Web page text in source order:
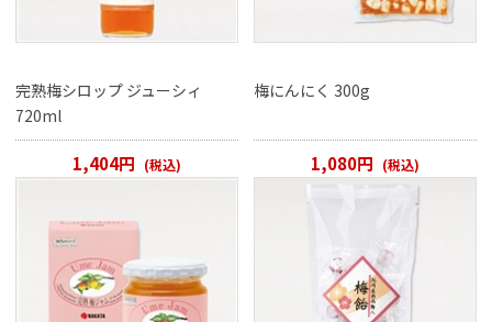
完熟梅シロップ ジューシィ
720ml
1,404円 (税込)
梅にんにく 300g
1,080円 (税込)